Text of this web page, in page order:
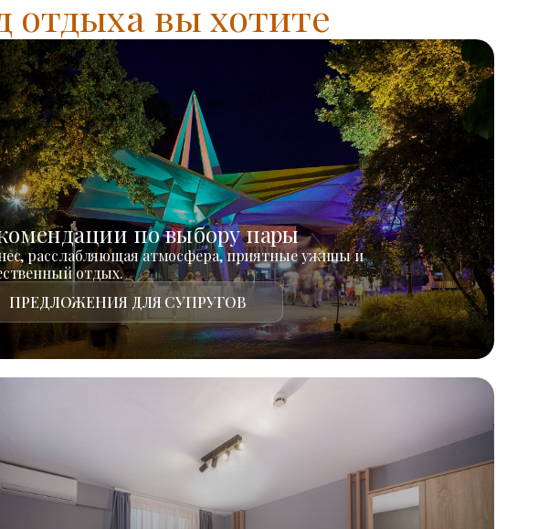
отдыха вы хотите
по выбору пары
расслабляющая атмосфера, приятные ужины и
отдых.
ПРЕДЛОЖЕНИЯ ДЛЯ СУПРУГОВ